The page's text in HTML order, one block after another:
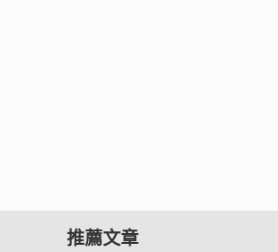
推薦文章